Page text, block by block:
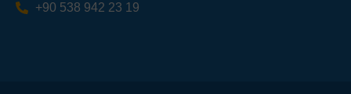
+90 538 942 23 19